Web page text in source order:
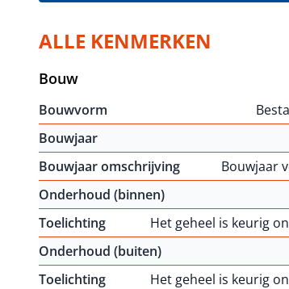
ALLE KENMERKEN
Bouw
Bouwvorm
Bouwjaar
Bouwjaar omschrijving
Bouwjaar
Onderhoud (binnen)
Toelichting
Het geheel is keurig
Onderhoud (buiten)
Toelichting
Het geheel is keurig